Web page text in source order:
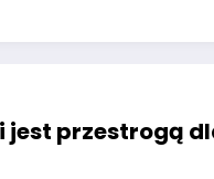
przestrogą